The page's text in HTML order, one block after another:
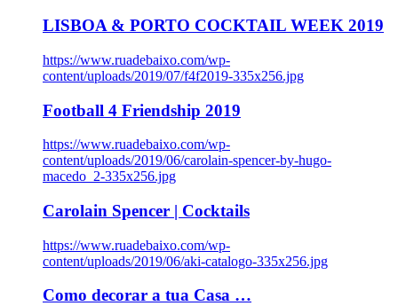
LISBOA & PORTO COCKTAIL WEEK 2019
https://www.ruadebaixo.com/wp-
content/uploads/2019/07/f4f2019-335x256.jpg
Football 4 Friendship 2019
https://www.ruadebaixo.com/wp-
content/uploads/2019/06/carolain-spencer-by-hugo-
macedo_2-335x256.jpg
Carolain Spencer | Cocktails
https://www.ruadebaixo.com/wp-
content/uploads/2019/06/aki-catalogo-335x256.jpg
Como decorar a tua Casa …